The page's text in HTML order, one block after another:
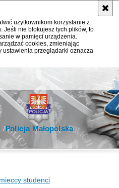
użytkownikom korzystanie z
Jeśli nie blokujesz tych plików, to
w pamięci urządzenia.
cookies, zmieniając
ustawienia przeglądarki oznacza
Policja Małopolska
studenci